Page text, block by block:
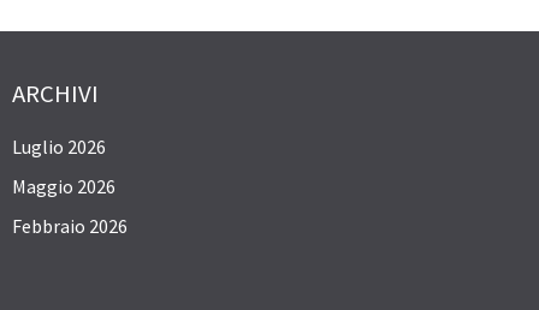
ARCHIVI
Luglio 2026
Maggio 2026
Febbraio 2026